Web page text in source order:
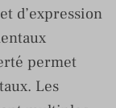
d’expression
permet
Les